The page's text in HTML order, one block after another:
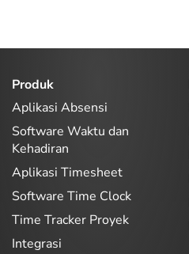
Produk
Aplikasi Absensi
Software Waktu dan
Kehadiran
Aplikasi Timesheet
Software Time Clock
Time Tracker Proyek
Integrasi